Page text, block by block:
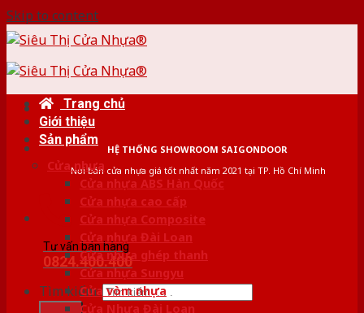
Skip to content
HỆ THỐNG SHOWROOM SAIGONDOOR
Nơi bán cửa nhựa giá tốt nhất năm 2021 tại TP. Hồ Chí Minh
Tư vấn bán hàng
0824.400.400
Tìm kiếm:
Trang chủ
Giới thiệu
Sản phẩm
Cửa nhựa
Cửa nhựa ABS Hàn Quốc
Cửa nhựa cao cấp
Cửa nhựa Composite
Cửa nhựa Đài Loan
Cửa nhựa ghép thanh
Cửa nhựa Sungyu
Cửa vòm nhựa
Cửa Nhựa Đài Loan